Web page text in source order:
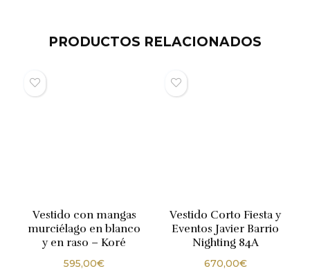
PRODUCTOS RELACIONADOS
Vestido con mangas
murciélago en blanco
y en raso – Koré
595,00€
Vestido Corto Fiesta y
Eventos Javier Barrio
Nighting 84A
670,00€